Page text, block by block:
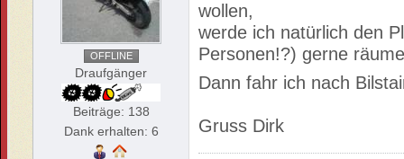
OFFLINE
Draufgänger
Beiträge: 138
Dank erhalten: 6
wollen,
werde ich natürlich den
Personen!?) gerne
Dann fahr ich nach
Gruss Dirk